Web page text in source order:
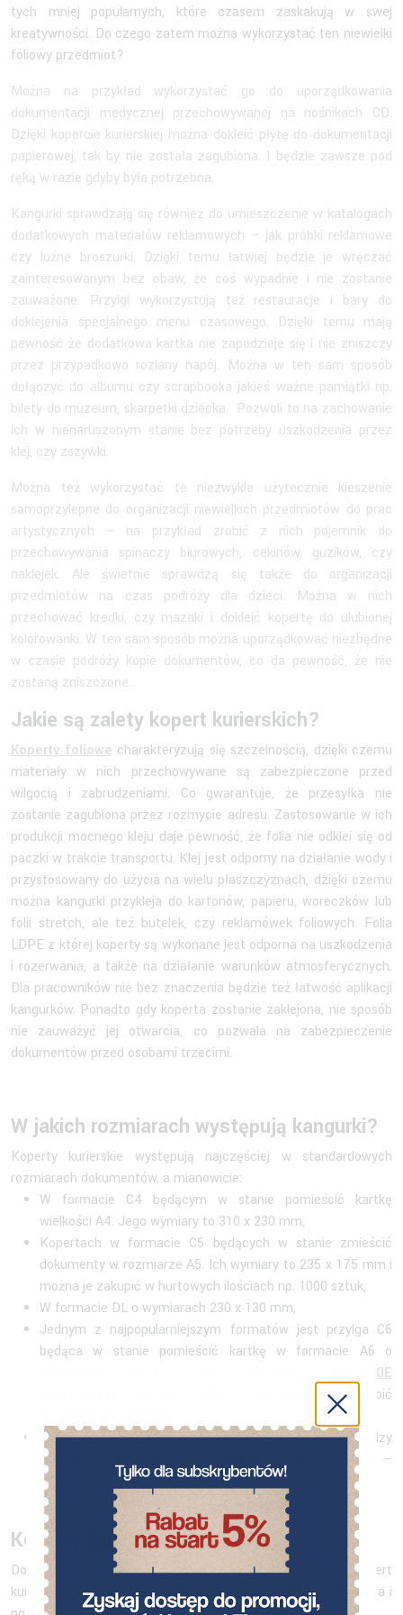
tych mniej popularnych, które czasem zaskakują w swej
kreatywności. Do czego zatem można wykorzystać ten niewielki
foliowy przedmiot?
Można na przykład wykorzystać go do uporządkowania
dokumentacji medycznej przechowywanej na nośnikach CD.
Dzięki kopercie kurierskiej można dokleić płytę do dokumentacji
papierowej, tak by nie została zagubiona. I będzie zawsze pod
ręką w razie gdyby była potrzebna.
Kangurki sprawdzają się również do umieszczenie w katalogach
dodatkowych materiałów reklamowych – jak próbki reklamowe
czy luźne broszurki. Dzięki temu łatwiej będzie je wręczać
zainteresowanym bez obaw, że coś wypadnie i nie zostanie
zauważone. Przylgi wykorzystują też restauracje i bary do
doklejenia specjalnego menu czasowego. Dzięki temu mają
pewność że dodatkowa kartka nie zapodzieje się i nie zniszczy
przez przypadkowo rozlany napój. Można w ten sam sposób
dołączyć do albumu czy scrapbooka jakieś ważne pamiątki np.
bilety do muzeum, skarpetki dziecka. Pozwoli to na zachowanie
ich w nienaruszonym stanie bez potrzeby uszkodzenia przez
klej, czy zszywki.
Można też wykorzystać te niezwykle użytecznie kieszenie
samoprzylepne do organizacji niewielkich przedmiotów do prac
artystycznych – na przykład zrobić z nich pojemnik do
przechowywania spinaczy biurowych, cekinów, guzików, czy
naklejek. Ale świetnie sprawdzą się także do organizacji
przedmiotów na czas podróży dla dzieci. Można w nich
przechować kredki, czy mazaki i dokleić kopertę do ulubionej
kolorowanki. W ten sam sposób można uporządkować niezbędne
w czasie podróży kopie dokumentów, co da pewność, że nie
zostaną zniszczone.
Jakie są zalety kopert kurierskich?
Koperty foliowe charakteryzują się szczelnością, dzięki czemu
materiały w nich przechowywane są zabezpieczone przed
wilgocią i zabrudzeniami. Co gwarantuje, że przesyłka nie
zostanie zagubiona przez rozmycie adresu. Zastosowanie w ich
produkcji mocnego kleju daje pewność, że folia nie odklei się od
paczki w trakcie transportu. Klej jest odporny na działanie wody i
przystosowany do użycia na wielu płaszczyznach, dzięki czemu
można kangurki przykleja do kartonów, papieru, woreczków lub
folii stretch, ale też butelek, czy reklamówek foliowych. Folia
LDPE z której koperty są wykonane jest odporna na uszkodzenia
i rozerwania, a także na działanie warunków atmosferycznych.
Dla pracowników nie bez znaczenia będzie też łatwość aplikacji
kangurków. Ponadto gdy koperta zostanie zaklejona, nie sposób
nie zauważyć jej otwarcia, co pozwala na zabezpieczenie
dokumentów przed osobami trzecimi.
W jakich rozmiarach występują kangurki?
Koperty kurierskie występują najczęściej w standardowych
rozmiarach dokumentów, a mianowicie:
W formacie C4 będącym w stanie pomieścić kartkę
wielkości A4. Jego wymiary to 310 x 230 mm,
Kopertach w formacie C5 będących w stanie zmieścić
dokumenty w rozmiarze A5. Ich wymiary to 235 x 175 mm i
można je zakupić w hurtowych ilościach np. 1000 sztuk,
W formacie DL o wymiarach 230 x 130 mm,
Jednym z najpopularniejszym formatów jest przylga C6
będąca w stanie pomieścić kartkę w formacie A6 o
KOPERTY KURIERSKIE
ale można je też kupić
Koperty występują też w mniejszych rozmiarach – między
innymi w formacie C7 o wymiarach 114 x 81 mm –
KOPERTY KURIERSKIE KANGURKI C7 – 1000 SZT
Koperty kurierskie w NEOPAK
Dostępnych w sklepie neopak jest kilka rodzajów kopert
kurierskich, które różnią się ze względu na materiał wykonania i